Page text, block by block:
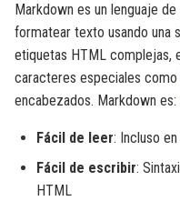
Markdown es un lenguaje
formatear texto usando una
etiquetas HTML complejas,
caracteres especiales como
encabezados. Markdown es:
Fácil de leer: Incluso
Fácil de escribir:
HTML